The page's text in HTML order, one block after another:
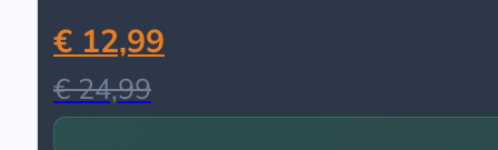
€ 12,99
€ 24,99